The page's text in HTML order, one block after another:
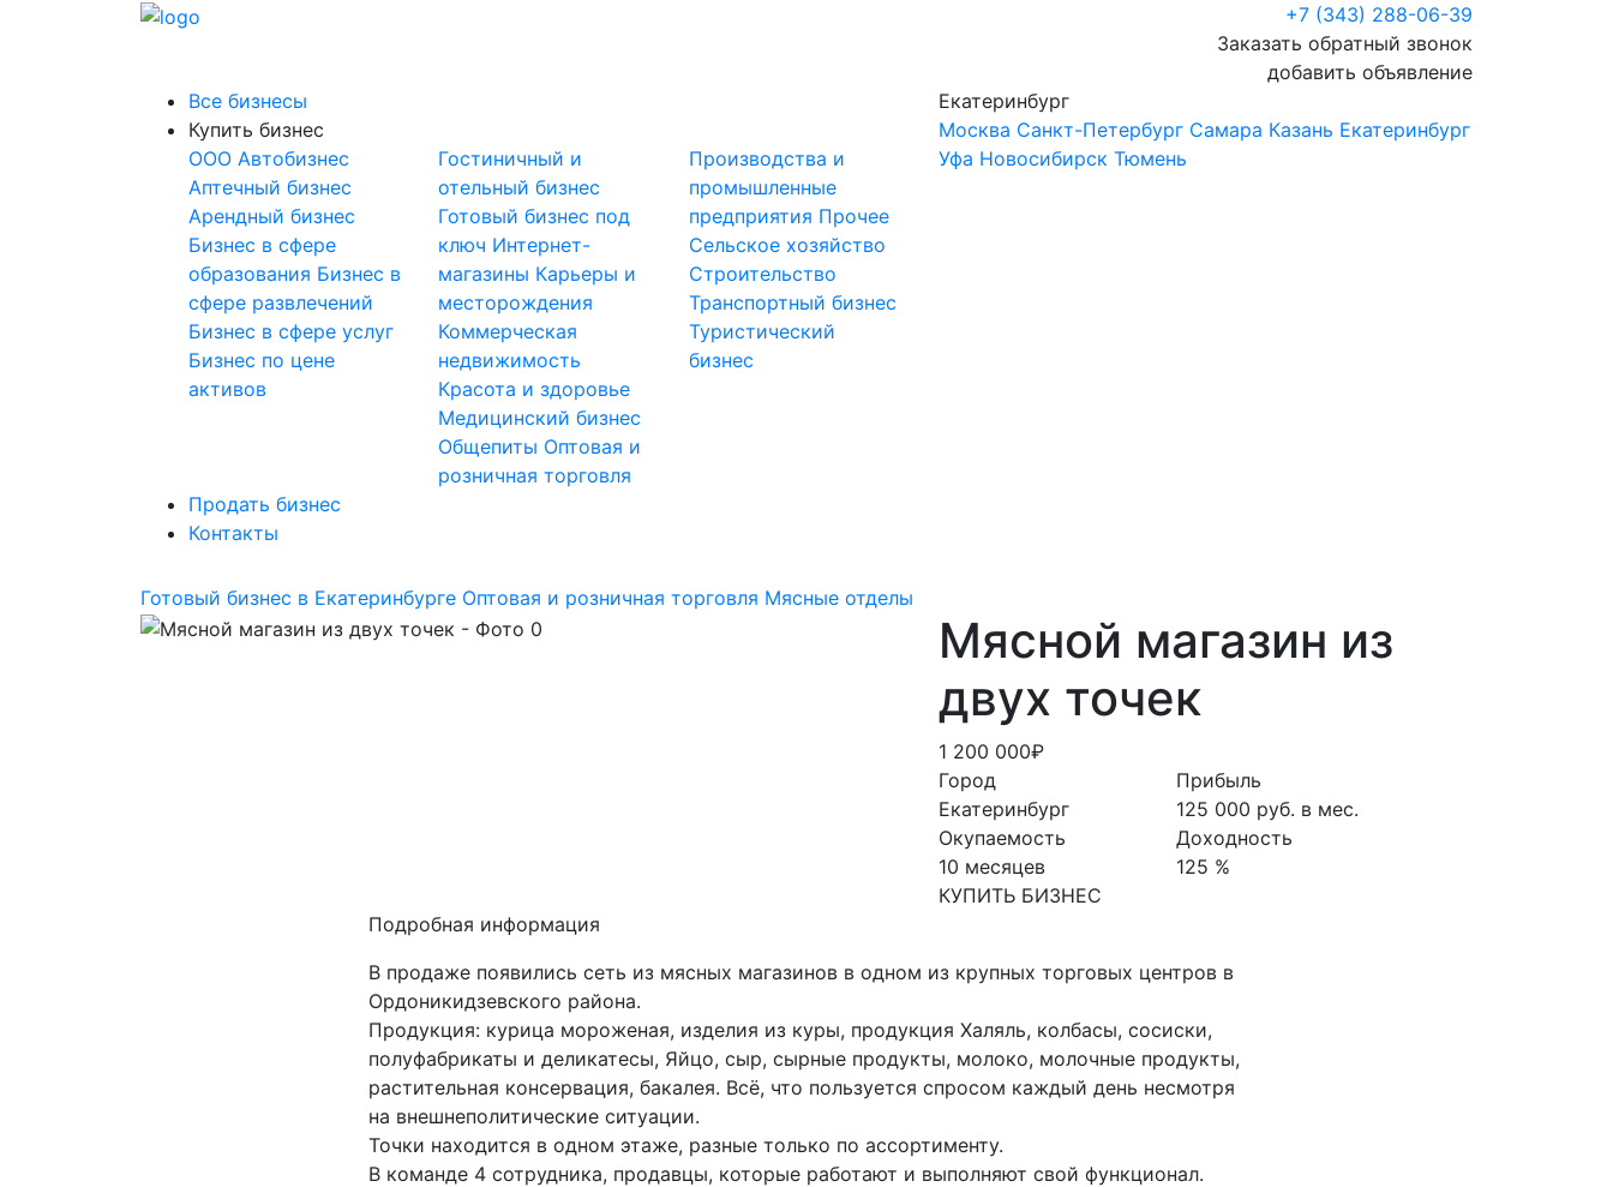
+7 (343) 288-06-39
Заказать обратный звонок
добавить объявление
Все бизнесы
Купить бизнес
OOO Автобизнес
Аптечный бизнес
Арендный бизнес
Бизнес в сфере
образования Бизнес в
сфере развлечений
Бизнес в сфере услуг
Бизнес по цене
активов
Гостиничный и
отельный бизнес
Готовый бизнес под
ключ Интернет-
магазины Карьеры и
месторождения
Коммерческая
недвижимость
Красота и здоровье
Медицинский бизнес
Общепиты Оптовая и
розничная торговля
Производства и
промышленные
предприятия Прочее
Сельское хозяйство
Строительство
Транспортный бизнес
Туристический
бизнес
Продать бизнес
Контакты
Екатеринбург
Москва Санкт-Петербург Самара Казань Екатеринбург
Уфа Новосибирск Тюмень
Готовый бизнес в Екатеринбурге Оптовая и розничная торговля Мясные отделы
Мясной магазин из
двух точек
1 200 000₽
Город
Екатеринбург
Окупаемость
10 месяцев
КУПИТЬ БИЗНЕС
Прибыль
125 000 руб. в мес.
Доходность
125 %
Подробная информация
В продаже появились сеть из мясных магазинов в одном из крупных торговых центров в
Ордоникидзевского района.
Продукция: курица мороженая, изделия из куры, продукция Халяль, колбасы, сосиски,
полуфабрикаты и деликатесы, Яйцо, сыр, сырные продукты, молоко, молочные продукты,
растительная консервация, бакалея. Всё, что пользуется спросом каждый день несмотря
на внешнеполитические ситуации.
Точки находится в одном этаже, разные только по ассортименту.
В команде 4 сотрудника, продавцы, которые работают и выполняют свой функционал.